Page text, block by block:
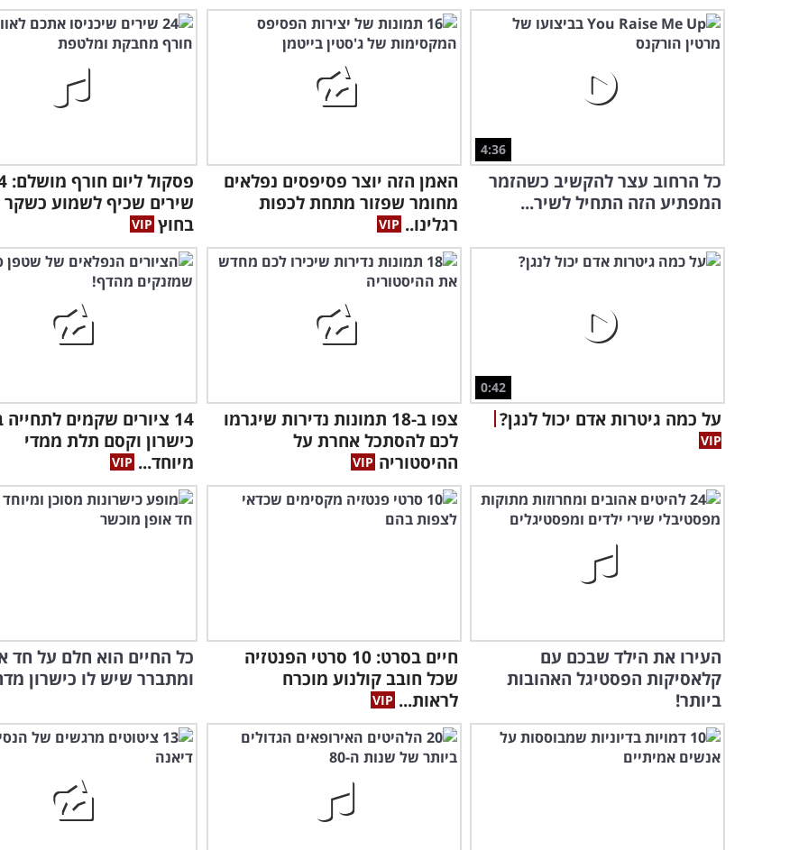
4:36
כל הרחוב עצר להקשיב כשהזמר
המפתיע הזה התחיל לשיר...
האמן הזה יוצר פסיפסים נפלאים
מחומר שפזור מתחת לכפות
רגלינו..
שירים שכיף לשמוע כשקר
בחוץ
0:42
על כמה גיטרות אדם יכול לנגן?
צפו ב-18 תמונות נדירות שיגרמו
לכם להסתכל אחרת על
ההיסטוריה
14 ציורים שקמים לתחייה
כישרון וקסם תלת ממדי
מיוחד...
העירו את הילד שבכם עם
קלאסיקות הפסטיגל האהובות
ביותר!
חיים בסרט: 10 סרטי הפנטזיה
שכל חובב קולנוע מוכרח
לראות...
כל החיים הוא חלם על חד
ומתברר שיש לו כישרון